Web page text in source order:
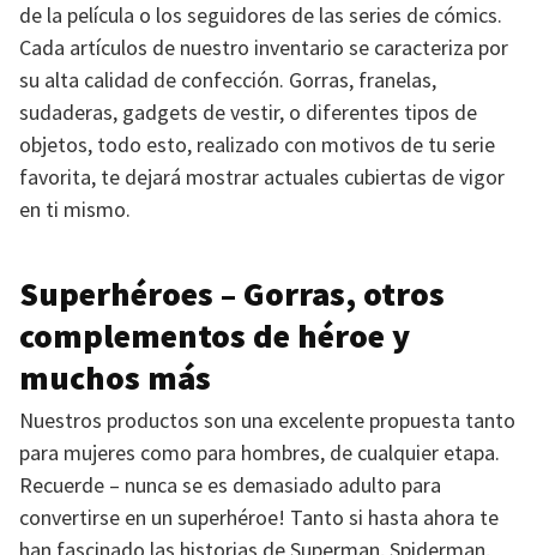
de la película o los seguidores de las series de cómics.
Cada artículos de nuestro inventario se caracteriza por
su alta calidad de confección. Gorras, franelas,
sudaderas, gadgets de vestir, o diferentes tipos de
objetos, todo esto, realizado con motivos de tu serie
favorita, te dejará mostrar actuales cubiertas de vigor
en ti mismo.
Superhéroes – Gorras, otros
complementos de héroe y
muchos más
Nuestros productos son una excelente propuesta tanto
para mujeres como para hombres, de cualquier etapa.
Recuerde – nunca se es demasiado adulto para
convertirse en un superhéroe! Tanto si hasta ahora te